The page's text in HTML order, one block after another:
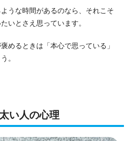
うな時間があるのなら、それこそ
いとさえ思っています。
めるときは「本心で思っている」
。
い人の心理